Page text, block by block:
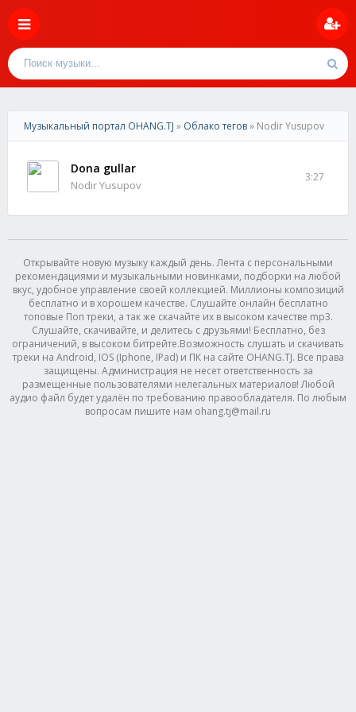
Музыкальный портал OHANG.TJ » Облако тегов» Nodir Yusupov
Dona gullar
Nodir Yusupov
3:27
Открывайте новую музыку каждый день. Лента с персональными
рекомендациями и музыкальными новинками, подборки на любой
вкус, удобное управление своей коллекцией. Миллионы композиций
бесплатно и в хорошем качестве. Слушайте онлайн бесплатно
топовые Поп треки, а так же скачайте их в высоком качестве mp3.
Слушайте, скачивайте, и делитесь с друзьями! Бесплатно, без
ограничений, в высоком битрейте.Возможность слушать и скачивать
треки на Android, IOS (Iphone, IPad) и ПК на сайте OHANG.TJ. Все права
защищены. Администрация не несет ответственность за
размещенные пользователями нелегальных материалов! Любой
аудио файл будет удалён по требованию правообладателя. По любым
вопросам пишите нам ohang.tj@mail.ru